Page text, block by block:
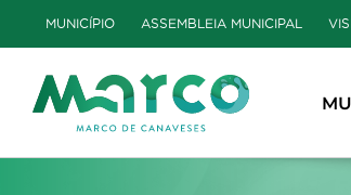
to
content
MUNICÍPIO ASSEMBLEIA MUNICIPAL